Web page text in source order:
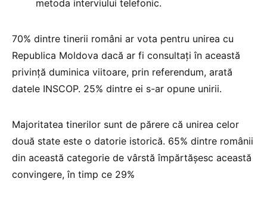
metoda interviului telefonic.
70% dintre tinerii români ar vota pentru unirea cu
Republica Moldova dacă ar fi consultați în această
privință duminica viitoare, prin referendum, arată
datele INSCOP. 25% dintre ei s-ar opune unirii.
Majoritatea tinerilor sunt de părere că unirea celor
două state este o datorie istorică. 65% dintre românii
din această categorie de vârstă împărtășesc această
convingere, în timp ce 29%